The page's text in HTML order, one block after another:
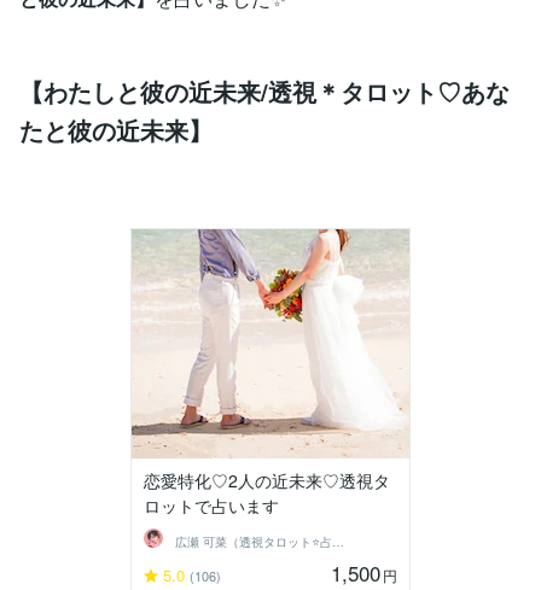
【わたしと彼の近未来/透視＊タロット♡あな
たと彼の近未来】
恋愛特化♡2人の近未来♡透視タ
ロットで占います
広瀬 可菜（透視タロット⭐占い師）
5.0 (106) 1,500円